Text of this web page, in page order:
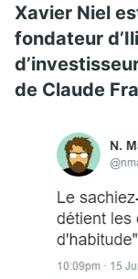
Xavier Niel
fondateur
de Claude